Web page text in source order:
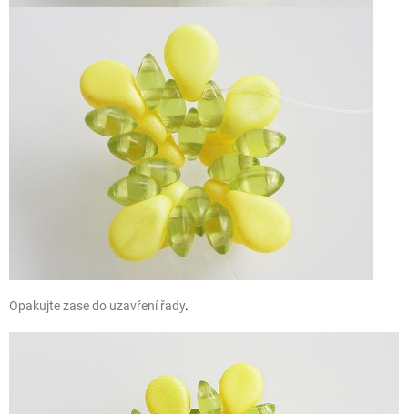
Opakujte zase do uzavření řady.